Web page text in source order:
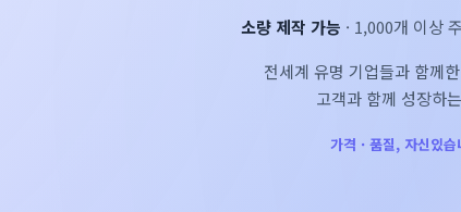
소량 제작 가능 · 1,000개 이상
전세계 유명 기업들과 함께한
고객과 함께 성장하
가격 · 품질, 자신있습